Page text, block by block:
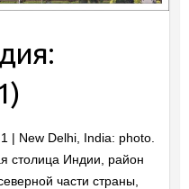
| New Delhi, India: photo.
столица Индии, район
части страны,